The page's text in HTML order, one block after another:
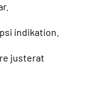
indikation.
justerat